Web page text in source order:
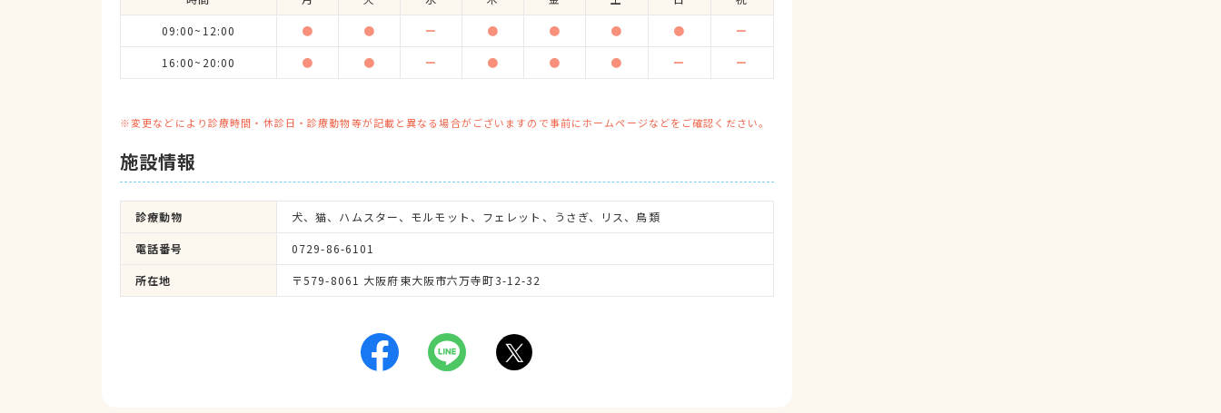
09:00~12:00 ● ● ー ● ● ● ● ー
16:00~20:00 ● ● ー ● ● ● ー ー
※変更などにより診療時間・休診日・診療動物等が記載と異なる場合がございますので事前にホームページなどをご確認ください。
施設情報
診療動物 犬、猫、ハムスター、モルモット、フェレット、うさぎ、リス、鳥類
電話番号 0729-86-6101
所在地 〒579-8061 大阪府東大阪市六万寺町3-12-32